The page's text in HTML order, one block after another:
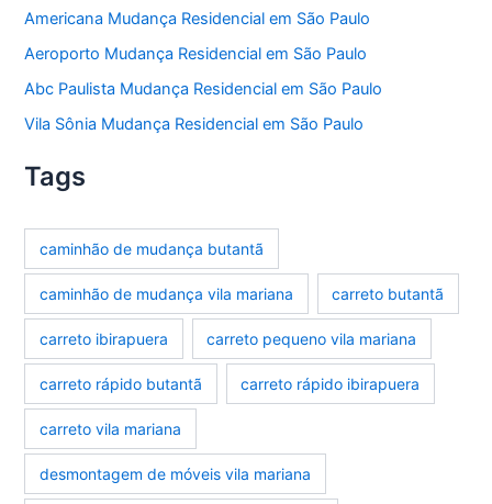
Americana Mudança Residencial em São Paulo
Aeroporto Mudança Residencial em São Paulo
Abc Paulista Mudança Residencial em São Paulo
Vila Sônia Mudança Residencial em São Paulo
Tags
caminhão de mudança butantã
caminhão de mudança vila mariana carreto butantã
carreto ibirapuera carreto pequeno vila mariana
carreto rápido butantã carreto rápido ibirapuera
carreto vila mariana
desmontagem de móveis vila mariana